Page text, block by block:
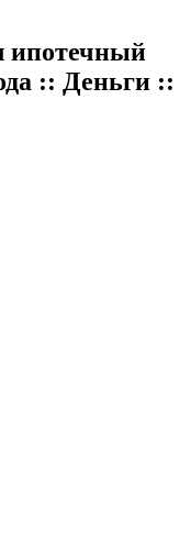
ипотечный
:: Деньги ::